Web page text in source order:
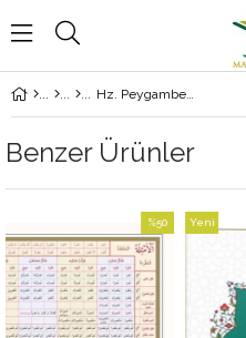
Hz. Peygamber (Sas) Döneminde Sosyal Hizmetler
Benzer Ürünler
İndirim
%50İndirim
Ürün